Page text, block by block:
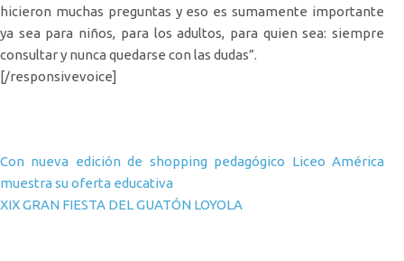
hicieron muchas preguntas y eso es sumamente importante
ya sea para niños, para los adultos, para quien sea: siempre
consultar y nunca quedarse con las dudas”.
[/responsivevoice]
Navegación de entradas
Con nueva edición de shopping pedagógico Liceo América
muestra su oferta educativa
XIX GRAN FIESTA DEL GUATÓN LOYOLA